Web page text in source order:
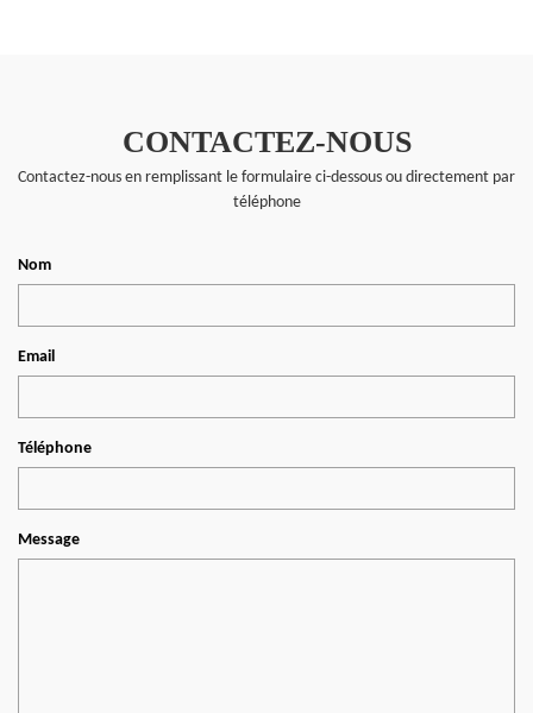
CONTACTEZ-NOUS
Contactez-nous en remplissant le formulaire ci-dessous ou directement par
téléphone
Nom
Email
Téléphone
Message